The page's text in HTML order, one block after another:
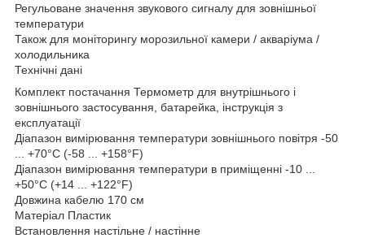
Регульоване значення звукового сигналу для зовнішньої
температури
Також для моніторингу морозильної камери / акваріума /
холодильника
Технічні дані
Комплект постачання Термометр для внутрішнього і
зовнішнього застосування, батарейка, інструкція з
експлуатації
Діапазон вимірювання температури зовнішнього повітря -50
... +70°C (-58 ... +158°F)
Діапазон вимірювання температури в приміщенні -10 ...
+50°C (+14 ... +122°F)
Довжина кабелю 170 см
Матеріал Пластик
Встановлення настільне / настінне